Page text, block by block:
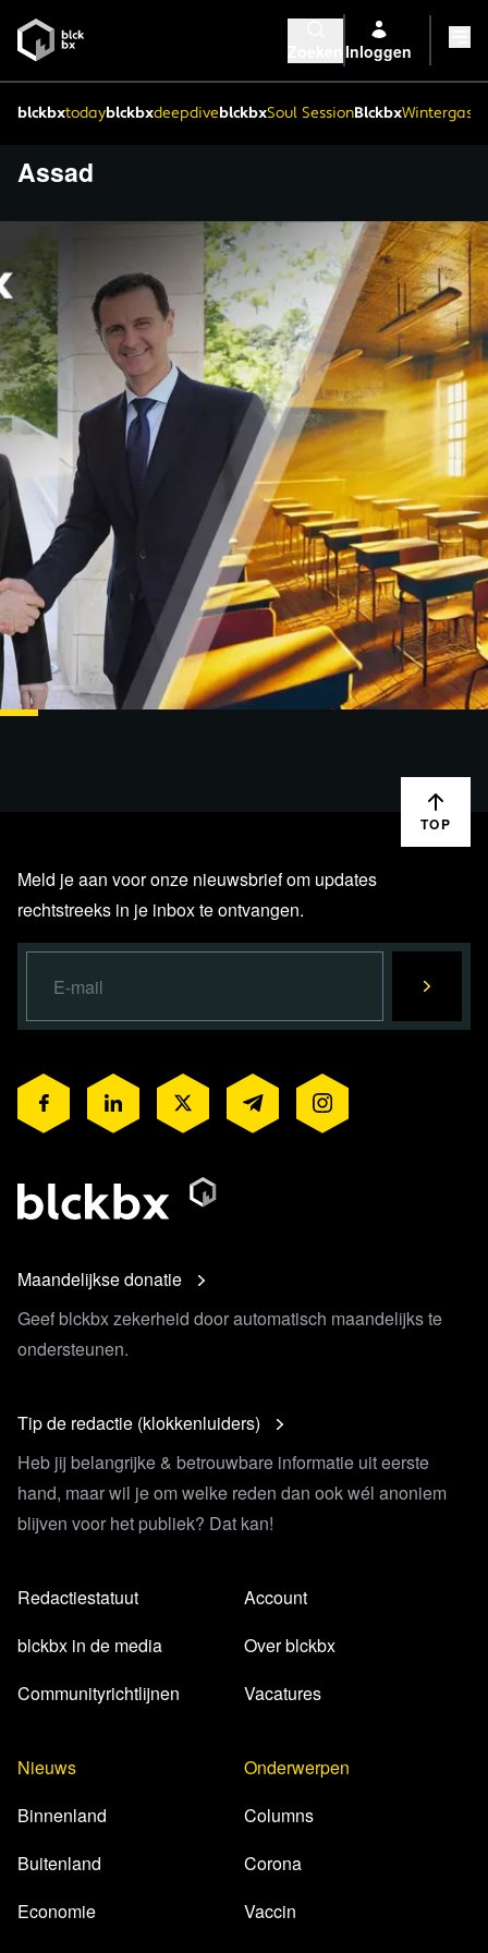
Inloggen
blckbxtodayblckbxdeepdiveblckbxSoul SessionBlckbx
Assad
TOP
Meld je aan voor onze nieuwsbrief om updates
rechtstreeks in je inbox te ontvangen.
Maandelijkse donatie
Geef blckbx zekerheid door automatisch maandelijks te
ondersteunen.
Tip de redactie (klokkenluiders)
Heb jij belangrijke & betrouwbare informatie uit eerste
hand, maar wil je om welke reden dan ook wél anoniem
blijven voor het publiek? Dat kan!
Redactiestatuut
blckbx in de media
Communityrichtlijnen
Account
Over blckbx
Vacatures
Nieuws
Binnenland
Buitenland
Economie
Onderwerpen
Columns
Corona
Vaccin